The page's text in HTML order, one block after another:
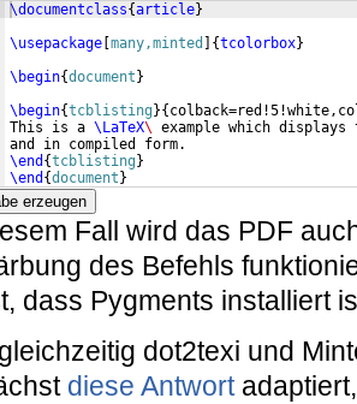
\documentclass{article}
\usepackage many,minted {tcolorbox}
\begin{document }
\begin{tcblisting }{
This is a \LaTeX\ example which
and in compiled form.
\end {tcblisting }
\end {document }
erzeugen
Fall wird das PDF
des Befehls
dass Pygments installiert
dot2texi und
diese Antwort